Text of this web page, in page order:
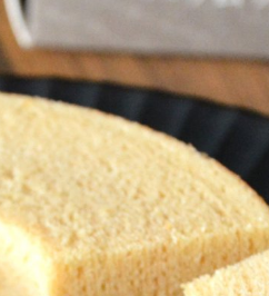
門店【未来図】